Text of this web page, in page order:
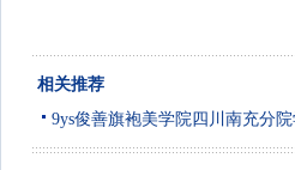
相关推荐
9ys俊善旗袍美学院四川南充分